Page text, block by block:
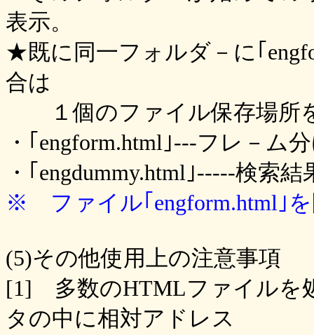
表示。
★既に同一フォルダ－に｢
合は
１個のファイル保存場所
・｢engform.html｣---フレ－ム
・｢engdummy.html｣-----検索
※ ファイル｢engform.html｣
(5)その他使用上の注意事項
[1] 多数のHTMLファイルを
タの中に相対アドレス